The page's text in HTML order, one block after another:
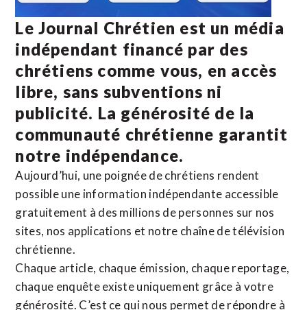
Le Journal Chrétien est un média
indépendant financé par des
chrétiens comme vous, en accès
libre, sans subventions ni
publicité. La générosité de la
communauté chrétienne garantit
notre indépendance.
Aujourd’hui, une poignée de chrétiens rendent
possible une information indépendante accessible
gratuitement à des millions de personnes sur nos
sites, nos applications et notre chaîne de télévision
chrétienne.
Chaque article, chaque émission, chaque reportage,
chaque enquête existe uniquement grâce à votre
générosité. C’est ce qui nous permet de répondre à